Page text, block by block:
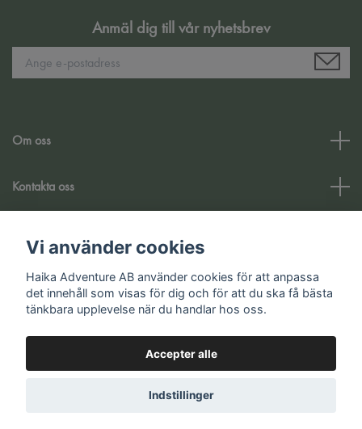
Anmäl dig till vår nyhetsbrev
Om oss
Kontakta oss
Sociale medier
© 2026 Haika Adventure AB
Vi använder cookies
Haika Adventure AB använder cookies för att anpassa
det innehåll som visas för dig och för att du ska få bästa
tänkbara upplevelse när du handlar hos oss.
Accepter alle
Indstillinger